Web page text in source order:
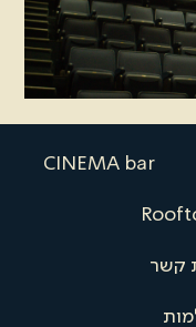
CINEMA bar
קשר